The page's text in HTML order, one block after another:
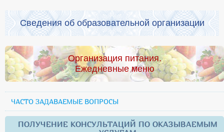
Сведения об образовательной организации
Организация питания.
Ежедневные меню
ЧАСТО ЗАДАВАЕМЫЕ ВОПРОСЫ
ПОЛУЧЕНИЕ КОНСУЛЬТАЦИЙ ПО ОКАЗЫВАЕМЫМ